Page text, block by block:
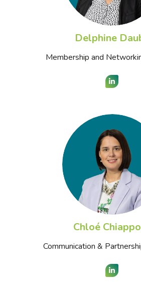
Delphine
Membership and
LinkedIn
Chloé
Communication &
LinkedIn